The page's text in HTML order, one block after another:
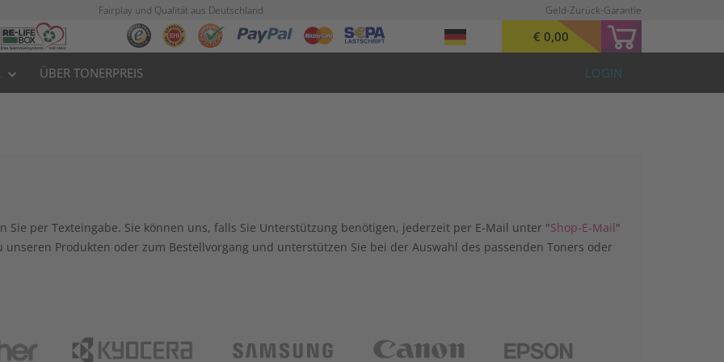
Fairplay und Qualität aus Deutschland Geld-Zurück-Garantie
€ 0,00
keyboard_arrow_down ÜBER TONERPREIS LOGIN
Sie per Texteingabe. Sie können uns, falls Sie Unterstützung benötigen, jederzeit per E-Mail unter "Shop-E-Mail"
Produkten oder zum Bestellvorgang und unterstützen Sie bei der Auswahl des passenden Toners oder
Brother Kyocera Samsung